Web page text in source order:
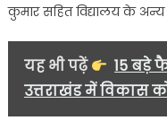
कुमार सहित विद्यालय के अन्य
यह भी पढ़ें
15 बड़े
उत्तराखंड में विकास